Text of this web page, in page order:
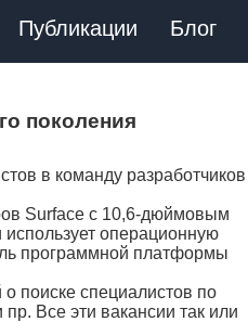
Публикации Блог
поколения
в команду разработчиков
Surface с 10,6-дюймовым
операционную
программной платформы
поиске специалистов по
Все эти вакансии так или